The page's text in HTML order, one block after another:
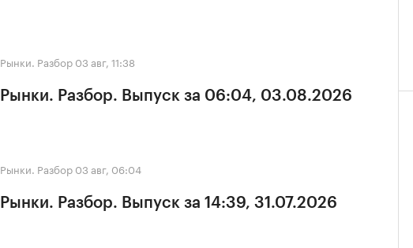
Рынки. Разбор 03 авг, 11:38
Рынки. Разбор. Выпуск за 06:04, 03.08.2026
Рынки. Разбор 03 авг, 06:04
Рынки. Разбор. Выпуск за 14:39, 31.07.2026